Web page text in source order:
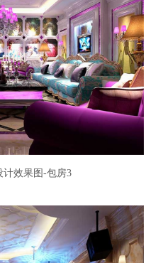
效果图-包房3